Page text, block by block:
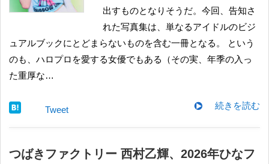
出すものとなりそうだ。今回、告知さ
れた写真集は、単なるアイドルのビジ
ュアルブックにとどまらないものを含む一冊となる。 という
のも、ハロプロを愛する女優でもある（その実、年季の入っ
た重厚な…
続きを読む
Tweet
つばきファクトリー 西村乙輝、2026年ひなフ